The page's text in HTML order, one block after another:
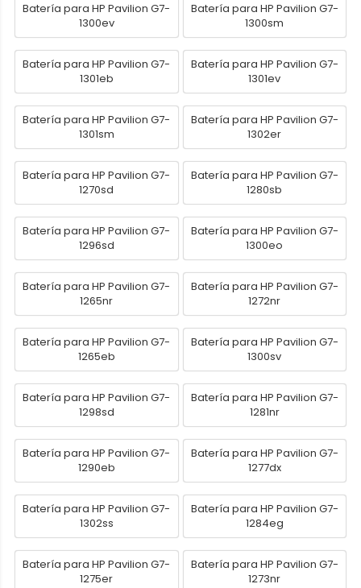
Batería para HP Pavilion G7-
1300ev
Batería para HP Pavilion G7-
1300sm
Batería para HP Pavilion G7-
1301eb
Batería para HP Pavilion G7-
1301ev
Batería para HP Pavilion G7-
1301sm
Batería para HP Pavilion G7-
1302er
Batería para HP Pavilion G7-
1270sd
Batería para HP Pavilion G7-
1280sb
Batería para HP Pavilion G7-
1296sd
Batería para HP Pavilion G7-
1300eo
Batería para HP Pavilion G7-
1265nr
Batería para HP Pavilion G7-
1272nr
Batería para HP Pavilion G7-
1265eb
Batería para HP Pavilion G7-
1300sv
Batería para HP Pavilion G7-
1298sd
Batería para HP Pavilion G7-
1281nr
Batería para HP Pavilion G7-
1290eb
Batería para HP Pavilion G7-
1277dx
Batería para HP Pavilion G7-
1302ss
Batería para HP Pavilion G7-
1284eg
Batería para HP Pavilion G7-
1275er
Batería para HP Pavilion G7-
1273nr